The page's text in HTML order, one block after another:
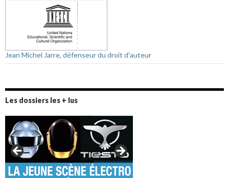
Jean Michel Jarre, défenseur du droit d'auteur
Les dossiers les + lus